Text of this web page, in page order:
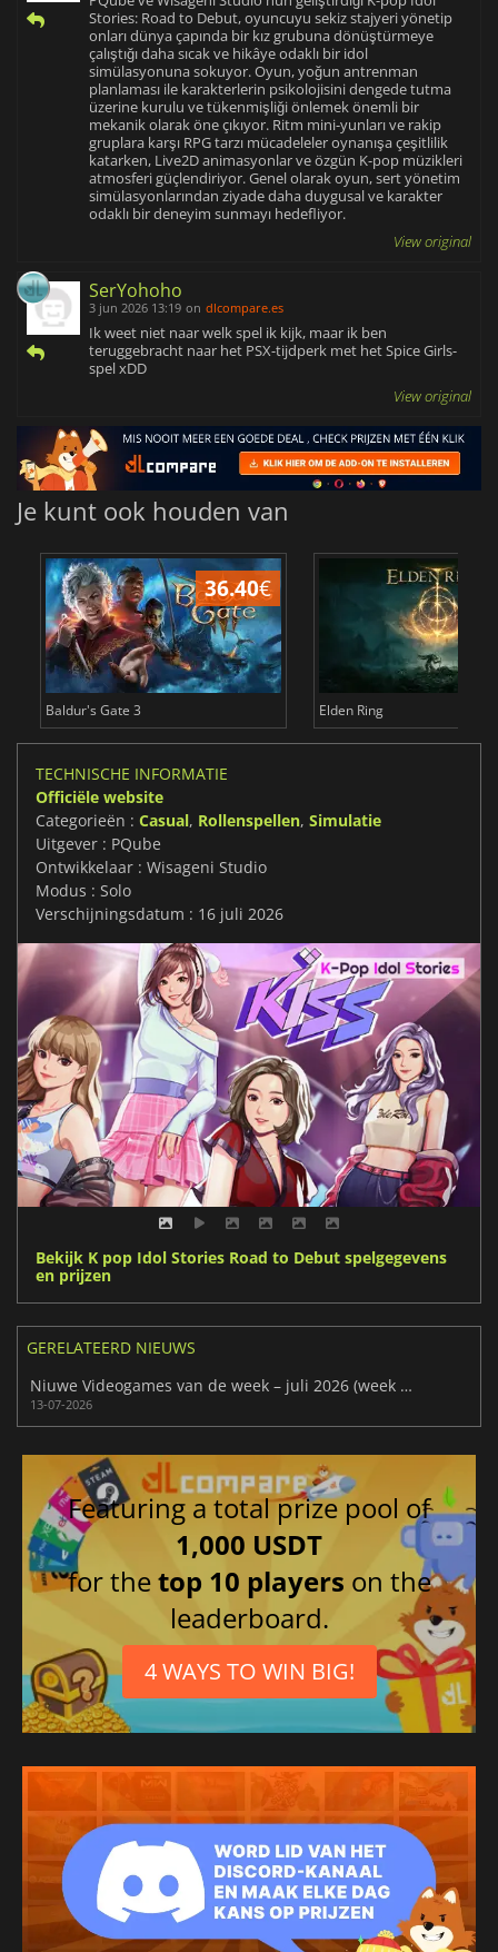
Stories: Road to Debut, oyuncuyu sekiz stajyeri yönetip
onları dünya çapında bir kız grubuna dönüştürmeye
çalıştığı daha sıcak ve hikâye odaklı bir idol
simülasyonuna sokuyor. Oyun, yoğun antrenman
planlaması ile karakterlerin psikolojisini dengede tutma
üzerine kurulu ve tükenmişliği önlemek önemli bir
mekanik olarak öne çıkıyor. Ritm mini-yunları ve rakip
gruplara karşı RPG tarzı mücadeleler oynanışa çeşitlilik
katarken, Live2D animasyonlar ve özgün K-pop müzikleri
atmosferi güçlendiriyor. Genel olarak oyun, sert yönetim
simülasyonlarından ziyade daha duygusal ve karakter
odaklı bir deneyim sunmayı hedefliyor.
View original
SerYohoho
3 jun 2026 13:19 on dlcompare.es
Ik weet niet naar welk spel ik kijk, maar ik ben
teruggebracht naar het PSX-tijdperk met het Spice Girls-
spel xDD
View original
Je kunt ook houden van
36.40€
Baldur's Gate 3 Elden Ring
TECHNISCHE INFORMATIE
Officiële website
Categorieën : Casual, Rollenspellen, Simulatie
Uitgever : PQube
Ontwikkelaar : Wisageni Studio
Modus : Solo
Verschijningsdatum : 16 juli 2026
Bekijk K pop Idol Stories Road to Debut spelgegevens
en prijzen
GERELATEERD NIEUWS
Niuwe Videogames van de week – juli 2026 (week 29)
13-07-2026
Featuring a total prize pool of
1,000 USDT
for thetop 10 players on the
leaderboard.
4 WAYS TO WIN BIG!